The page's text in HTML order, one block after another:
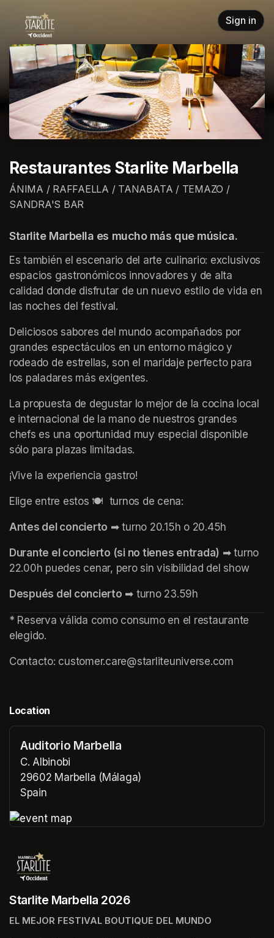
Sign in
Restaurantes Starlite Marbella
ÁNIMA / RAFFAELLA / TANABATA / TEMAZO /
SANDRA'S BAR
Starlite Marbella es mucho más que música.
Es también el escenario del arte culinario: exclusivos
espacios gastronómicos innovadores y de alta
calidad donde disfrutar de un nuevo estilo de vida en
las noches del festival.
Deliciosos sabores del mundo acompañados por
grandes espectáculos en un entorno mágico y
rodeado de estrellas, son el maridaje perfecto para
los paladares más exigentes.
La propuesta de degustar lo mejor de la cocina local
e internacional de la mano de nuestros grandes
chefs es una oportunidad muy especial disponible
sólo para plazas limitadas.
¡Vive la experiencia gastro!
Elige entre estos 🍽️  turnos de cena:
Antes del concierto ➡ turno 20.15h o 20.45h
Durante el concierto (si no tienes entrada) ➡ turno
22.00h puedes cenar, pero sin visibilidad del show
Después del concierto ➡ turno 23.59h
* Reserva válida como consumo en el restaurante
elegido.
Contacto: customer.care@starliteuniverse.com
Location
Auditorio Marbella
C. Albinobi
29602 Marbella (Málaga)
Spain
Starlite Marbella 2026
EL MEJOR FESTIVAL BOUTIQUE DEL MUNDO